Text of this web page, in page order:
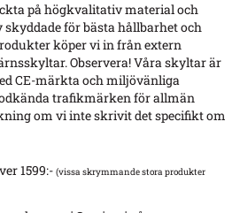
på högkvalitativ material och
för bästa hållbarhet och
köper vi in från extern
Observera! Våra skyltar är
CE-märkta och miljövänliga
trafikmärken för allmän
om vi inte skrivit det specifikt om
1599:- (vissa skrymmande stora produkter